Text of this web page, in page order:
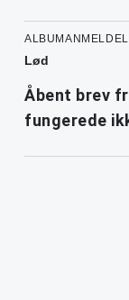
Lød
Åbent brev
fungerede